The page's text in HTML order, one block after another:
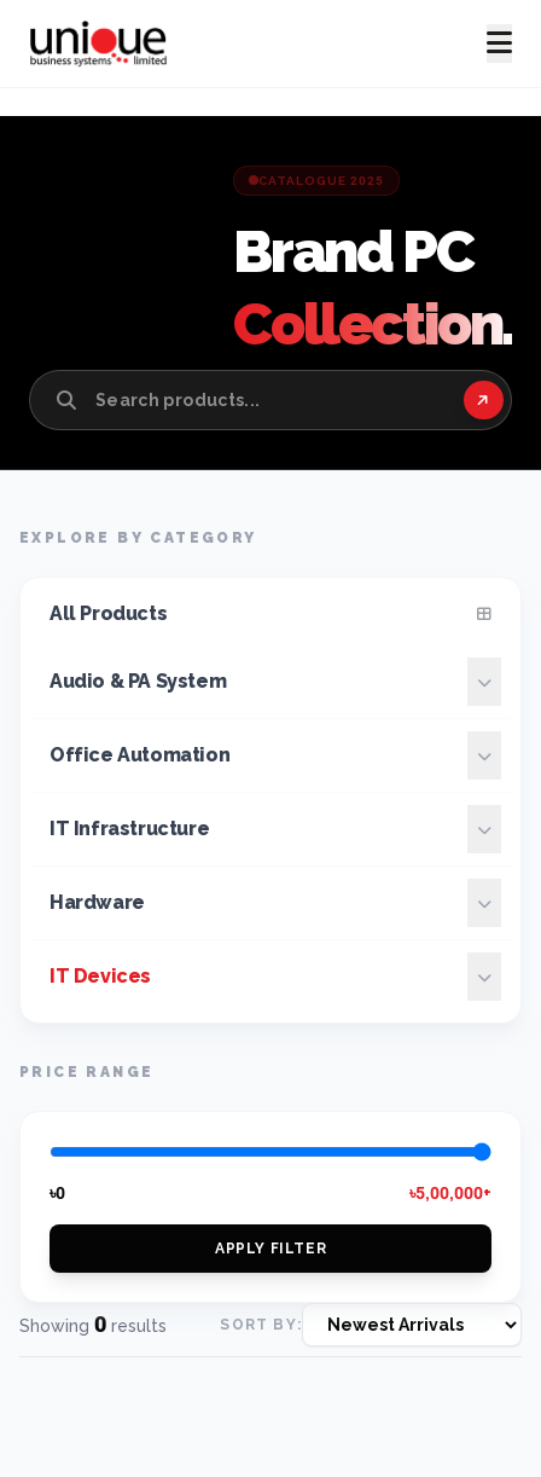
CATALOGUE 2025
Brand PC
Collection.
EXPLORE BY CATEGORY
All Products
Audio & PA System
Office Automation
IT Infrastructure
Hardware
IT Devices
PRICE RANGE
৳0 ৳5,00,000+
APPLY FILTER
Showing 0 results SORT BY: